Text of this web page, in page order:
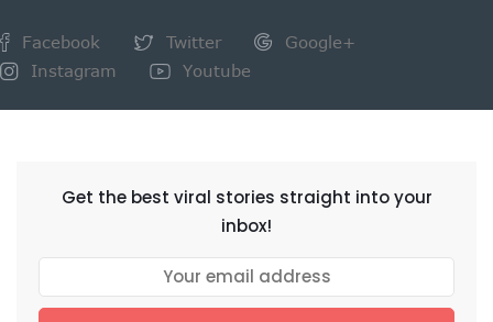
Facebook Twitter
Google+
Instagram
Youtube
Get the best viral stories straight into your
inbox!